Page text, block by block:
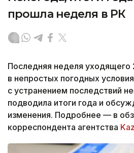
прошла неделя в РК
Последняя неделя
в непростых погодных
с устранением последствий
подводила итоги года и
изменения. Подробнее — в
корреспондента агентства